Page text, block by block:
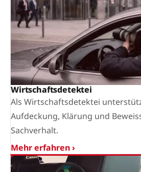
Wirtschaftsdetektei
Als Wirtschaftsdetektei
Aufdeckung, Klärung und
Sachverhalt.
Mehr erfahren ›